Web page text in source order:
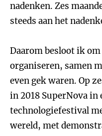
nadenken. Zes
steeds aan het
Daarom besloot ik
organiseren, samen
even gek waren. Op
in 2018 SuperNova in
technologiefestival
wereld, met